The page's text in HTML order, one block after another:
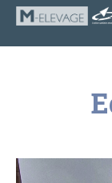
Lecteur